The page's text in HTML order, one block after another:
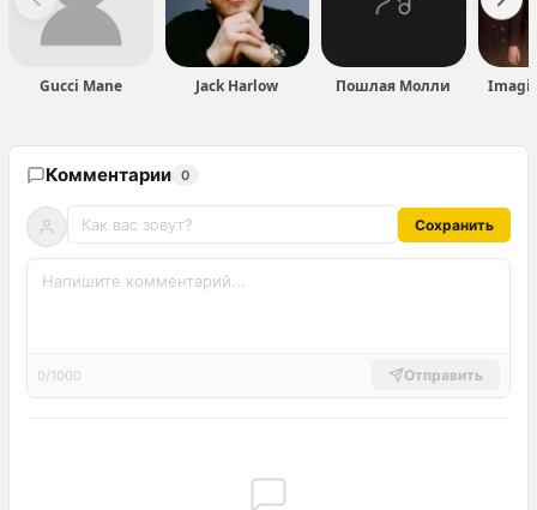
Gucci Mane Jack Harlow Пошлая Молли
Комментарии 0
Сохранить
0/1000 Отправить